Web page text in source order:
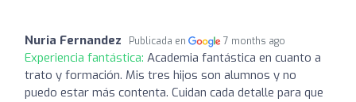
Nuria Fernandez Publicada en 7 months ago
Experiencia fantástica: Academia fantástica en cuanto a
trato y formación. Mis tres hijos son alumnos y no
puedo estar más contenta. Cuidan cada detalle para que